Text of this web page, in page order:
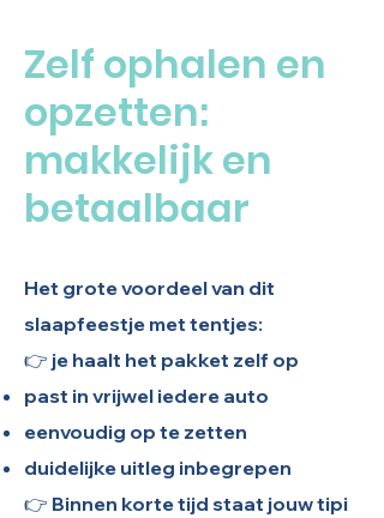
Zelf ophalen en
opzetten:
makkelijk en
betaalbaar
Het grote voordeel van dit
slaapfeestje met tentjes:
👉 je haalt het pakket zelf op
past in vrijwel iedere auto
eenvoudig op te zetten
duidelijke uitleg inbegrepen
👉 Binnen korte tijd staat jouw tipi